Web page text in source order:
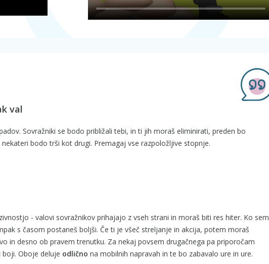
val
Sovražniki se bodo približali tebi, in ti jih moraš eliminirati, preden bo
bodo trši kot drugi. Premagaj vse razpoložljive stopnje.
- valovi sovražnikov prihajajo z vseh strani in moraš biti res hiter. Ko sem
s časom postaneš boljši. Če ti je všeč streljanje in akcija, potem moraš
in desno ob pravem trenutku. Za nekaj povsem drugačnega pa priporočam
boji. Oboje deluje odlično na mobilnih napravah in te bo zabavalo ure in ure.